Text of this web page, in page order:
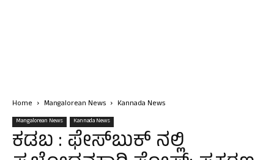
Home Mangalorean News Kannada News
Mangalorean News Kannada News
ಕಡಬ : ಫೇಸ್‍ಬುಕ್‌ ನಲ್ಲಿ